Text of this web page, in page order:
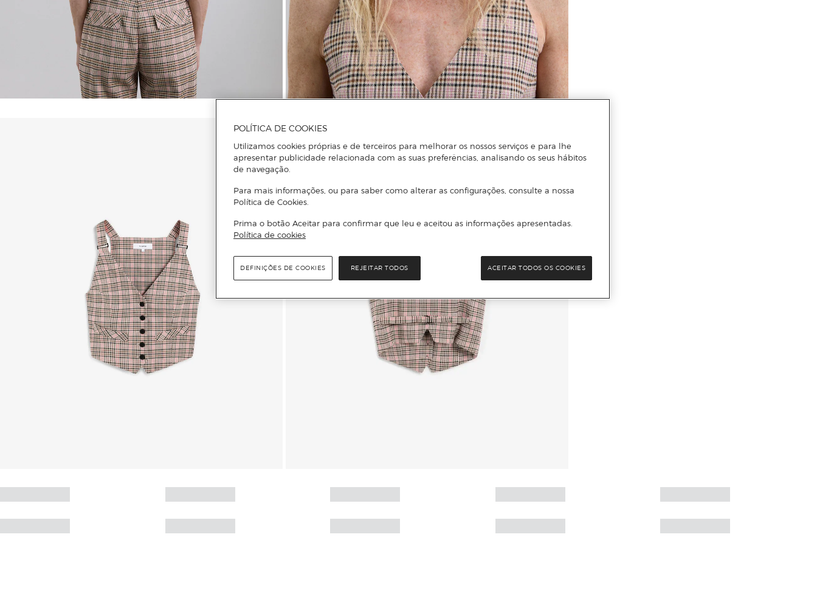
POLÍTICA DE COOKIES
Utilizamos cookies próprias e de terceiros para melhorar os nossos serviços e para lhe
apresentar publicidade relacionada com as suas preferências, analisando os seus hábitos
de navegação.
Para mais informações, ou para saber como alterar as configurações, consulte a nossa
Política de Cookies.
Prima o botão Aceitar para confirmar que leu e aceitou as informações apresentadas.
Política de cookies
REJEITAR TODOS ACEITAR TODOS OS COOKIES
DEFINIÇÕES DE COOKIES